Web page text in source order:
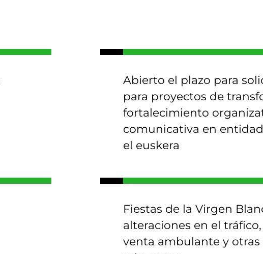
Abierto el plazo para
para proyectos de
fortalecimiento
comunicativa en
el euskera
Fiestas de la Virgen
alteraciones en el
venta ambulante y